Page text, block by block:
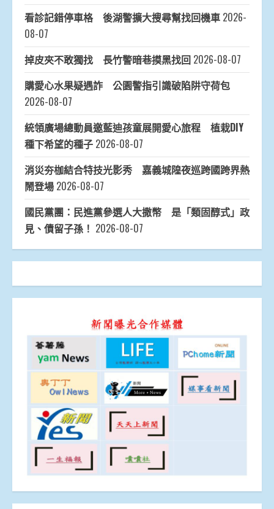
看診記錯停車格 後湖警擴大搜尋幫找回機車 2026-
08-07
掉皮夾不敢獨找 長竹警暗巷摸黑找回 2026-08-07
購愛心水果疑遇詐 公園警指引識破陷阱守荷包
2026-08-07
統領廣場總動員邀藍迪孩童展開愛心旅程 植栽DIY
種下希望的種子 2026-08-07
消災夯枷結合特技光影秀 嘉義城隍夜巡跨國跨界熱
鬧登場 2026-08-07
國民黨團：民進黨參選人大撒幣 是「類固醇式」政
見、債留子孫！ 2026-08-07